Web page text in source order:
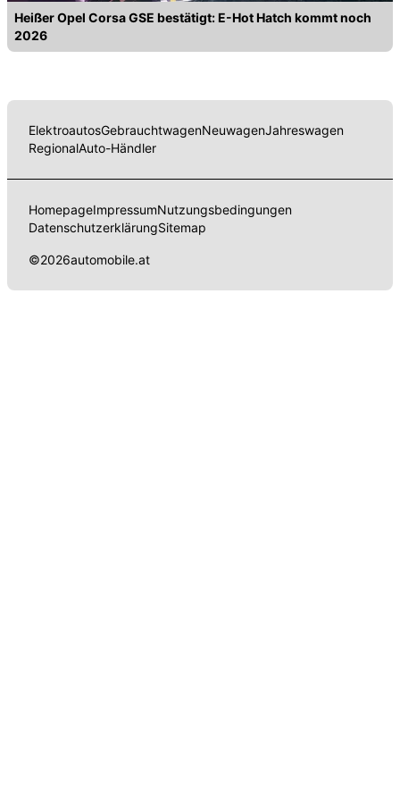
Heißer Opel Corsa GSE bestätigt: E-Hot Hatch kommt noch
2026
ElektroautosGebrauchtwagenNeuwagenJahreswagen
RegionalAuto-Händler
HomepageImpressumNutzungsbedingungen
DatenschutzerklärungSitemap
©2026automobile.at